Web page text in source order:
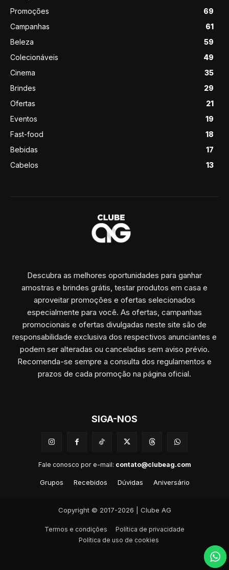
Promoções
69
Campanhas
61
Beleza
59
Colecionáveis
49
Cinema
35
Brindes
29
Ofertas
21
Eventos
19
Fast-food
18
Bebidas
17
Cabelos
13
Descubra as melhores oportunidades para ganhar
amostras e brindes grátis, testar produtos em casa e
aproveitar promoções e ofertas selecionados
especialmente para você. As ofertas, campanhas
promocionais e ofertas divulgadas neste site são de
responsabilidade exclusiva dos respectivos anunciantes e
podem ser alteradas ou canceladas sem aviso prévio.
Recomenda-se sempre a consulta dos regulamentos e
prazos de cada promoção na página oficial.
SIGA-NOS
Fale conosco por e-mail: contato@clubeag.com
Grupos Recebidos Dúvidas Aniversário
Copyright © 2017-2026 | Clube AG
Termos e condições
Política de privacidade
Política de uso de cookies